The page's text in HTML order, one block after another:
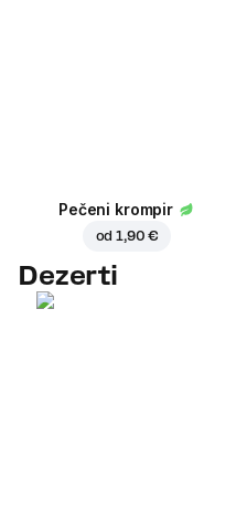
Pečeni krompir
od1,90 €
Dezerti